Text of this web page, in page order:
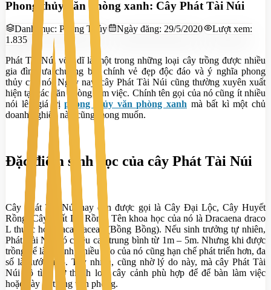
Phong thủy văn phòng xanh: Cây Phát Tài Núi
Danh mục: Phong Thủy Ngày đăng: 29/5/2020
Lượt xem:
1.835
Phát Tài Núi vốn dĩ là một trong những loại cây trồng được nhiều
gia đình ưa chuộng bởi chính vẻ đẹp độc đáo và ý nghĩa phong
thủy của nó. Ngày nay, cây Phát Tài Núi cũng thường xuyên xuất
hiện tại các văn phòng làm việc. Chính tên gọi của nó cũng ít nhiều
nói lên giá trịphong thủy văn phòng xanhmà bất kì một chủ
doanh nghiệp nào cũng mong muốn.
Đặc điểm sinh học của cây Phát Tài Núi
Cây Phát Tài Núi hay còn được gọi là Cây Đại Lộc, Cây Huyết
Rồng, Cây Phất Dụ Rồng. Tên khoa học của nó là Dracaena draco
L thuộc họ Dracaenaceae (Bồng Bồng). Nếu sinh trưởng tự nhiên,
Phát Tài Núi có chiều cao trung bình từ 1m – 5m. Nhưng khi được
trồng để làm cảnh, chiều cao của nó cũng hạn chế phát triển hơn, đa
số là dưới 1m5. Tuy nhiên, cũng nhờ lý do này, mà cây Phát Tài
Núi vô tình trở thành loại cây cảnh phù hợp để để bàn làm việc
hoặc bày trí trong văn phòng.